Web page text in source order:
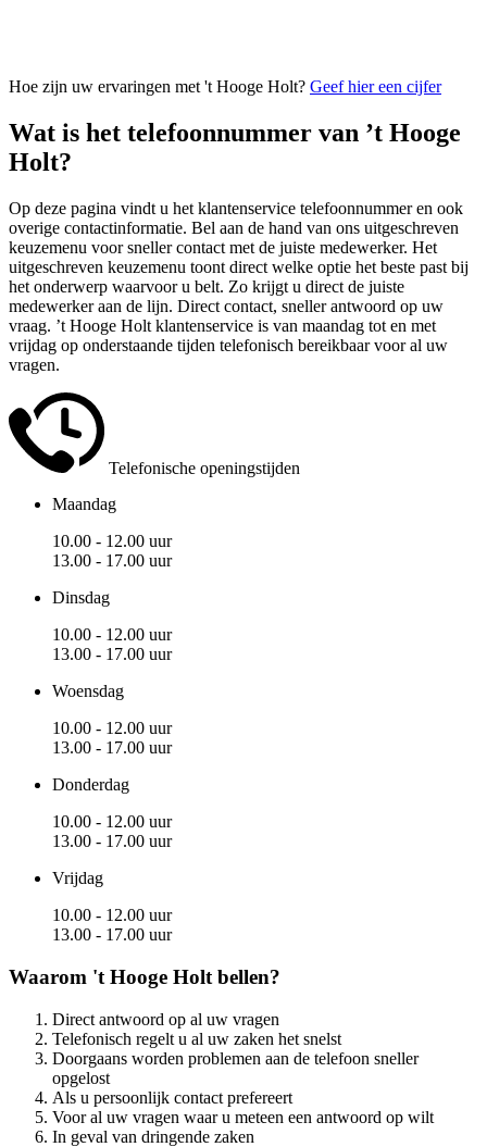
Hoe zijn uw ervaringen met 't Hooge Holt? Geef hier een cijfer
Wat is het telefoonnummer van ’t Hooge
Holt?
Op deze pagina vindt u het klantenservice telefoonnummer en ook
overige contactinformatie. Bel aan de hand van ons uitgeschreven
keuzemenu voor sneller contact met de juiste medewerker. Het
uitgeschreven keuzemenu toont direct welke optie het beste past bij
het onderwerp waarvoor u belt. Zo krijgt u direct de juiste
medewerker aan de lijn. Direct contact, sneller antwoord op uw
vraag. ’t Hooge Holt klantenservice is van maandag tot en met
vrijdag op onderstaande tijden telefonisch bereikbaar voor al uw
vragen.
Telefonische openingstijden
Maandag
10.00 - 12.00 uur
13.00 - 17.00 uur
Dinsdag
10.00 - 12.00 uur
13.00 - 17.00 uur
Woensdag
10.00 - 12.00 uur
13.00 - 17.00 uur
Donderdag
10.00 - 12.00 uur
13.00 - 17.00 uur
Vrijdag
10.00 - 12.00 uur
13.00 - 17.00 uur
Waarom 't Hooge Holt bellen?
Direct antwoord op al uw vragen
Telefonisch regelt u al uw zaken het snelst
Doorgaans worden problemen aan de telefoon sneller
opgelost
Als u persoonlijk contact prefereert
Voor al uw vragen waar u meteen een antwoord op wilt
In geval van dringende zaken